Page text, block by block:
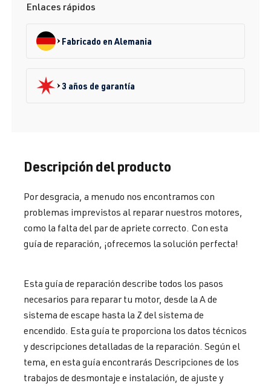
Enlaces rápidos
Fabricado en Alemania
3 años de garantía
Descripción del producto
Por desgracia, a menudo nos encontramos con
problemas imprevistos al reparar nuestros motores,
como la falta del par de apriete correcto. Con esta
guía de reparación, ¡ofrecemos la solución perfecta!
Esta guía de reparación describe todos los pasos
necesarios para reparar tu motor, desde la A de
sistema de escape hasta la Z del sistema de
encendido. Esta guía te proporciona los datos técnicos
y descripciones detalladas de la reparación. Según el
tema, en esta guía encontrarás Descripciones de los
trabajos de desmontaje e instalación, de ajuste y